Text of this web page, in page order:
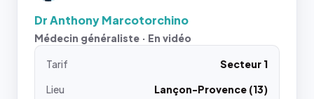
Dr Anthony Marcotorchino
Médecin généraliste · En vidéo
Tarif
Secteur 1
Lieu
Lançon-Provence (13)